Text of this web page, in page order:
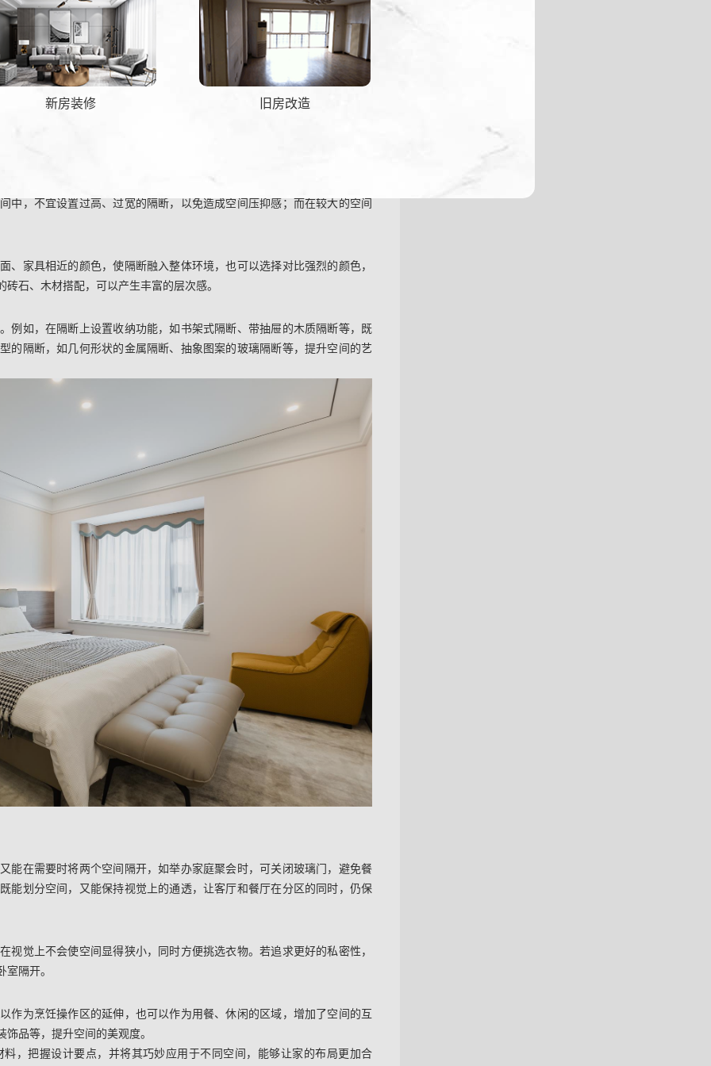
中，不宜设置过高、过宽的隔断，以免造成空间压抑感；而在较大的空间
家具相近的颜色，使隔断融入整体环境，也可以选择对比强烈的颜色，
石、木材搭配，可以产生丰富的层次感。
例如，在隔断上设置收纳功能，如书架式隔断、带抽屉的木质隔断等，既
的隔断，如几何形状的金属隔断、抽象图案的玻璃隔断等，提升空间的艺
能在需要时将两个空间隔开，如举办家庭聚会时，可关闭玻璃门，避免餐
能划分空间，又能保持视觉上的通透，让客厅和餐厅在分区的同时，仍保
觉上不会使空间显得狭小，同时方便挑选衣物。若追求更好的私密性，
隔开。
作为烹饪操作区的延伸，也可以作为用餐、休闲的区域，增加了空间的互
品等，提升空间的美观度。
，把握设计要点，并将其巧妙应用于不同空间，能够让家的布局更加合
新房装修 旧房改造